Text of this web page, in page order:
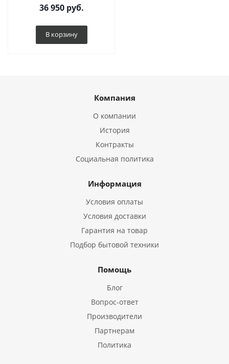
36 950 руб.
В корзину
Компания
О компании
История
Контракты
Социальная политика
Информация
Условия оплаты
Условия доставки
Гарантия на товар
Подбор бытовой техники
Помощь
Блог
Вопрос-ответ
Производители
Партнерам
Политика